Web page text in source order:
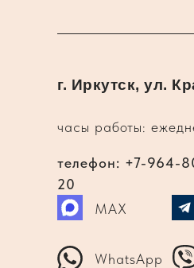
часы работы:
г. Иркутск, ул.
WhatsApp
MAX
телефон: +7-964-
20